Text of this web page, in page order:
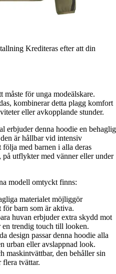
Krediteras efter att din
för unga modeälskare.
kombinerar detta plagg komfort
eller avkopplande stunder.
erbjuder denna hoodie en behaglig
är hållbar vid intensiv
med barnen i alla deras
utflykter med vänner eller under
modell omtyckt finns:
materialet möjliggör
barn som är aktiva.
huvan erbjuder extra skydd mot
trendig touch till looken.
design passar denna hoodie alla
urban eller avslappnad look.
maskintvättbar, den behåller sin
tvättar.